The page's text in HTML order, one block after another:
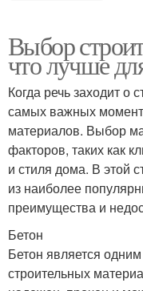
Выбор
что лучше
Когда речь заходит о
самых важных
материалов. Выбор
факторов, таких как
и стиля дома. В этой
из наиболее
преимущества и
Бетон
Бетон является
строительных